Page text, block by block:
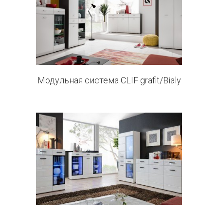
5 products
Модульная система CLIF grafit/Bialy
4 products